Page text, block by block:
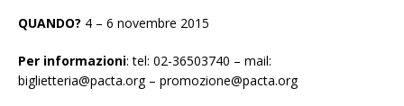
QUANDO? 4 – 6 novembre 2015
Per informazioni: tel: 02-36503740 – mail:
biglietteria@pacta.org – promozione@pacta.org